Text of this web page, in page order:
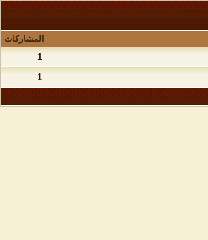
المشاركات
1
1